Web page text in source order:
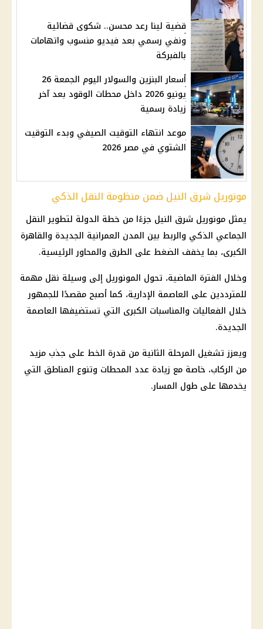
قضية لينا رعد محسن.. شكوى قضائية
ونفي رسمي بعد فيديو منسوب واتهامات
بالفبركة
أسعار البنزين والسولار اليوم الجمعة 26
يونيو 2026 داخل محطات الوقود بعد آخر
زيادة رسمية
موعد انتهاء التوقيت الصيفي وبدء التوقيت
الشتوي في مصر 2026
مونوريل شرق النيل ضمن منظومة النقل الذكي
يمثل مونوريل شرق النيل جزءًا من خطة الدولة لتطويرالنقل
الجماعي الذكي والربط بين المدن العمرانية الجديدة والقاهرة
الكبرى، بما يخفف الضغط على الطرق والمحاور الرئيسية.
وخلال الفترة الماضية، تحول المونوريل إلى وسيلة نقل مهمة
للمترددين على العاصمة الإدارية، كما أصبح مقصدًا للجمهور
خلال الفعاليات والمناسبات الكبرى التي تستضيفها العاصمة
الجديدة.
ويعزز تشغيل المرحلة الثانية من قدرة الخط على جذب مزيد
من الركاب، خاصة مع زيادة عدد المحطات وتنوع المناطق التي
يخدمها على طول المسار.